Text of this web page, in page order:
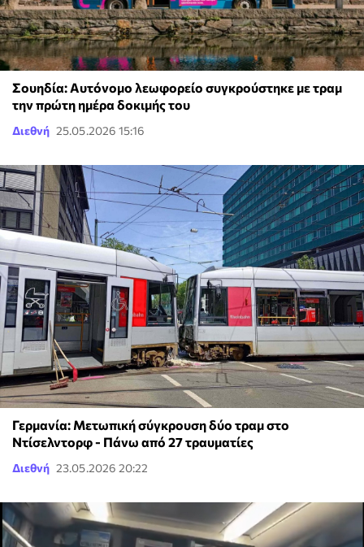
Σουηδία: Αυτόνομο λεωφορείο συγκρούστηκε με τραμ
την πρώτη ημέρα δοκιμής του
Διεθνή 25.05.2026 15:16
Γερμανία: Μετωπική σύγκρουση δύο τραμ στο
Ντίσελντορφ - Πάνω από 27 τραυματίες
Διεθνή 23.05.2026 20:22